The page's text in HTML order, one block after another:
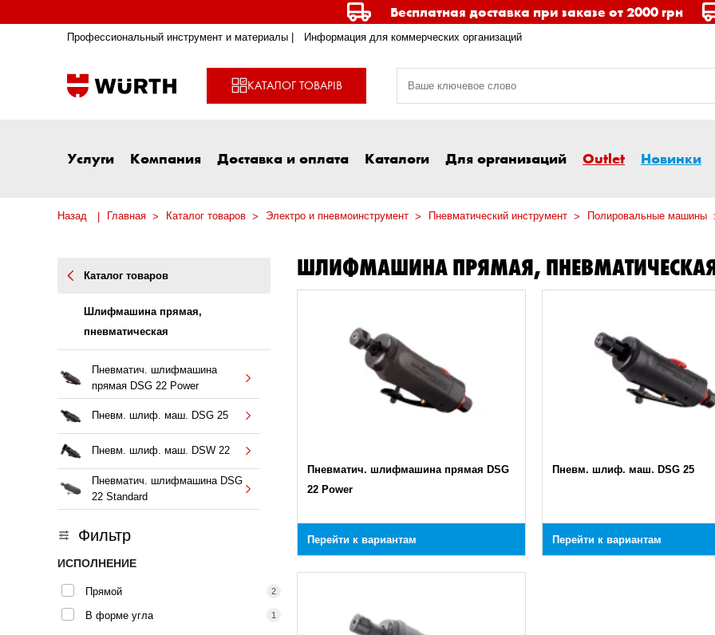
Бесплатная доставка при заказе от 2000 грн
Профессиональный инструмент и материалы | Информация для коммерческих организаций
КАТАЛОГ ТОВАРІВ
Услуги Компания Доставка и оплата Каталоги Для организаций Outlet Новинки
Назад Главная Каталог товаров Электро и пневмоинструмент Пневматический инструмент Полировальные машины
Каталог товаров
Шлифмашина прямая,
пневматическая
Пневматич. шлифмашина
прямая DSG 22 Power
Пневм. шлиф. маш. DSG 25
Пневм. шлиф. маш. DSW 22
Пневматич. шлифмашина DSG
22 Standard
Фильтр
ИСПОЛНЕНИЕ
Прямой 2
В форме угла 1
ШЛИФМАШИНА ПРЯМАЯ,
Пневматич. шлифмашина прямая DSG
22 Power
Перейти к вариантам
Пневм. шлиф. маш. DSG 25
Перейти к вариантам